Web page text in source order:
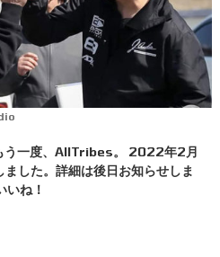
う一度、AllTribes。 2022年2月
した。詳細は後日お知らせしま
いね！